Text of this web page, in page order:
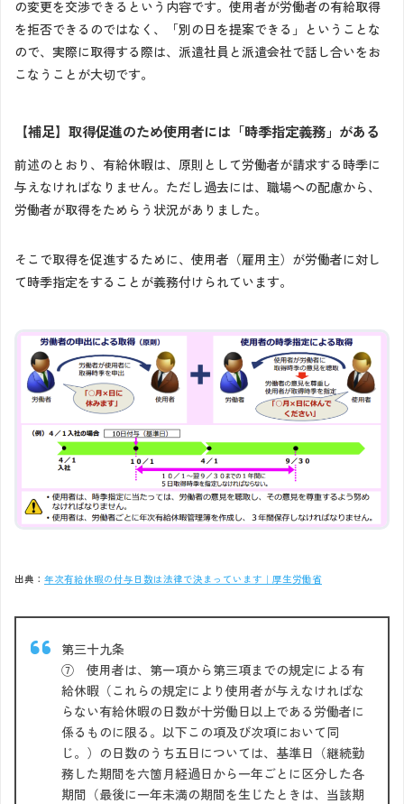
の変更を交渉できるという内容です。使用者が労働者の有給取得
を拒否できるのではなく、「別の日を提案できる」ということな
ので、実際に取得する際は、派遣社員と派遣会社で話し合いをお
こなうことが大切です。
【補足】取得促進のため使用者には「時季指定義務」がある
前述のとおり、有給休暇は、原則として労働者が請求する時季に
与えなければなりません。ただし過去には、職場への配慮から、
労働者が取得をためらう状況がありました。
そこで取得を促進するために、使用者（雇用主）が労働者に対し
て時季指定をすることが義務付けられています。
出典： 年次有給休暇の付与日数は法律で決まっています｜厚生労働省
第三十九条
⑦ 使用者は、第一項から第三項までの規定による有
給休暇（これらの規定により使用者が与えなければな
らない有給休暇の日数が十労働日以上である労働者に
係るものに限る。以下この項及び次項において同
じ。）の日数のうち五日については、基準日（継続勤
務した期間を六箇月経過日から一年ごとに区分した各
期間（最後に一年未満の期間を生じたときは、当該期